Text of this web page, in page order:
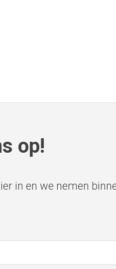
op!
in en we nemen